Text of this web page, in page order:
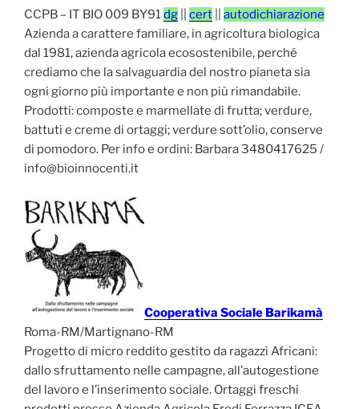
CCPB – IT BIO 009 BY91dg cert
autodichiarazione
Azienda a carattere familiare, in agricoltura biologica
dal 1981, azienda agricola ecosostenibile, perché
crediamo che la salvaguardia del nostro pianeta sia
ogni giorno più importante e non più rimandabile.
Prodotti: composte e marmellate di frutta; verdure,
battuti e creme di ortaggi; verdure sott’olio, conserve
di pomodoro. Per info e ordini: Barbara 3480417625 /
info@bioinnocenti.it
Cooperativa Sociale Barikamà
Roma-RM/Martignano-RM
Progetto di micro reddito gestito da ragazzi Africani:
dallo sfruttamento nelle campagne, all’autogestione
del lavoro e l’inserimento sociale. Ortaggi freschi